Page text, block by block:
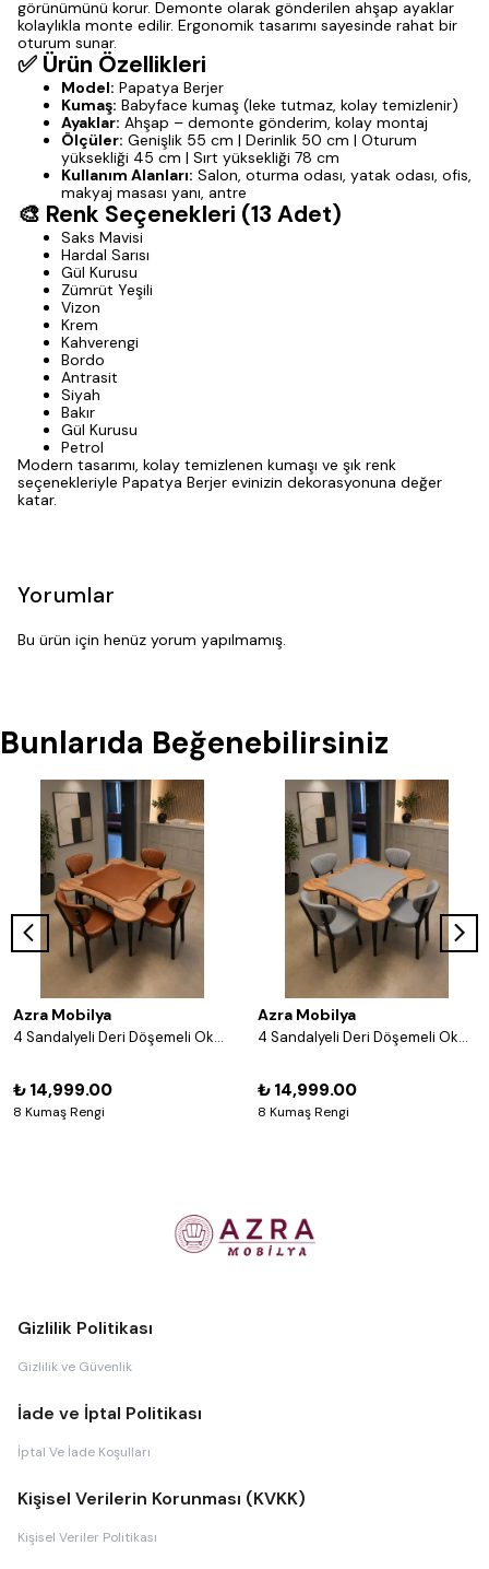
görünümünü korur. Demonte olarak gönderilen ahşap ayaklar
kolaylıkla monte edilir. Ergonomik tasarımı sayesinde rahat bir
oturum sunar.
✅ Ürün Özellikleri
Model: Papatya Berjer
Kumaş: Babyface kumaş (leke tutmaz, kolay temizlenir)
Ayaklar: Ahşap – demonte gönderim, kolay montaj
Ölçüler: Genişlik 55 cm | Derinlik 50 cm | Oturum
yüksekliği 45 cm | Sırt yüksekliği 78 cm
Kullanım Alanları: Salon, oturma odası, yatak odası, ofis,
makyaj masası yanı, antre
🎨 Renk Seçenekleri (13 Adet)
Saks Mavisi
Hardal Sarısı
Gül Kurusu
Zümrüt Yeşili
Vizon
Krem
Kahverengi
Bordo
Antrasit
Siyah
Bakır
Gül Kurusu
Petrol
Modern tasarımı, kolay temizlenen kumaşı ve şık renk
seçenekleriyle Papatya Berjer evinizin dekorasyonuna değer
katar.
Yorumlar
Bu ürün için henüz yorum yapılmamış.
Bunlarıda Beğenebilirsiniz
Azra Mobilya
4 Sandalyeli Deri Döşemeli Okey Masası Takımı – 8 Renk Seçenekli Ahşap Masa ve Sandalye Seti - Acı Kahve
₺ 14,999.00
8 Kumaş Rengi
Azra Mobilya
4 Sandalyeli Deri Döşemeli Okey Masası Takımı – 8 Renk Seçenekli Ahşap Masa ve Sandalye Seti - Gri
₺ 14,999.00
8 Kumaş Rengi
Gizlilik Politikası
Gizlilik ve Güvenlik
İade ve İptal Politikası
İptal Ve İade Koşulları
Kişisel Verilerin Korunması (KVKK)
Kişisel Veriler Politikası